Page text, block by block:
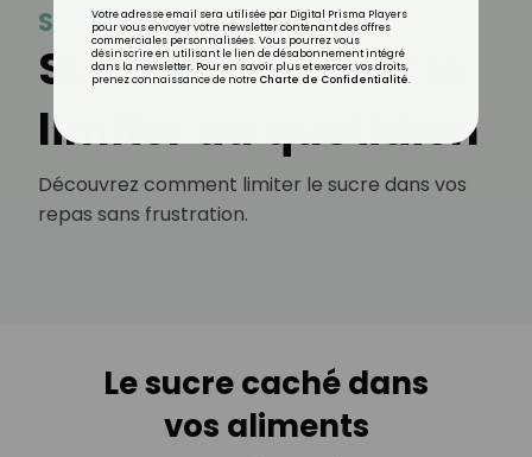
Sucre
Sucre : comment le
limiter au quotidien
Découvrez comment limiter le sucre dans vos
repas sans frustration.
Le sucre caché dans
vos aliments
Votre adresse email sera utilisée par Digital Prisma Players
pour vous envoyer votre newsletter contenant des offres
commerciales personnalisées. Vous pourrez vous
désinscrire en utilisant le lien de désabonnement intégré
dans la newsletter. Pour en savoir plus et exercer vos droits,
prenez connaissance de notre Charte de Confidentialité.